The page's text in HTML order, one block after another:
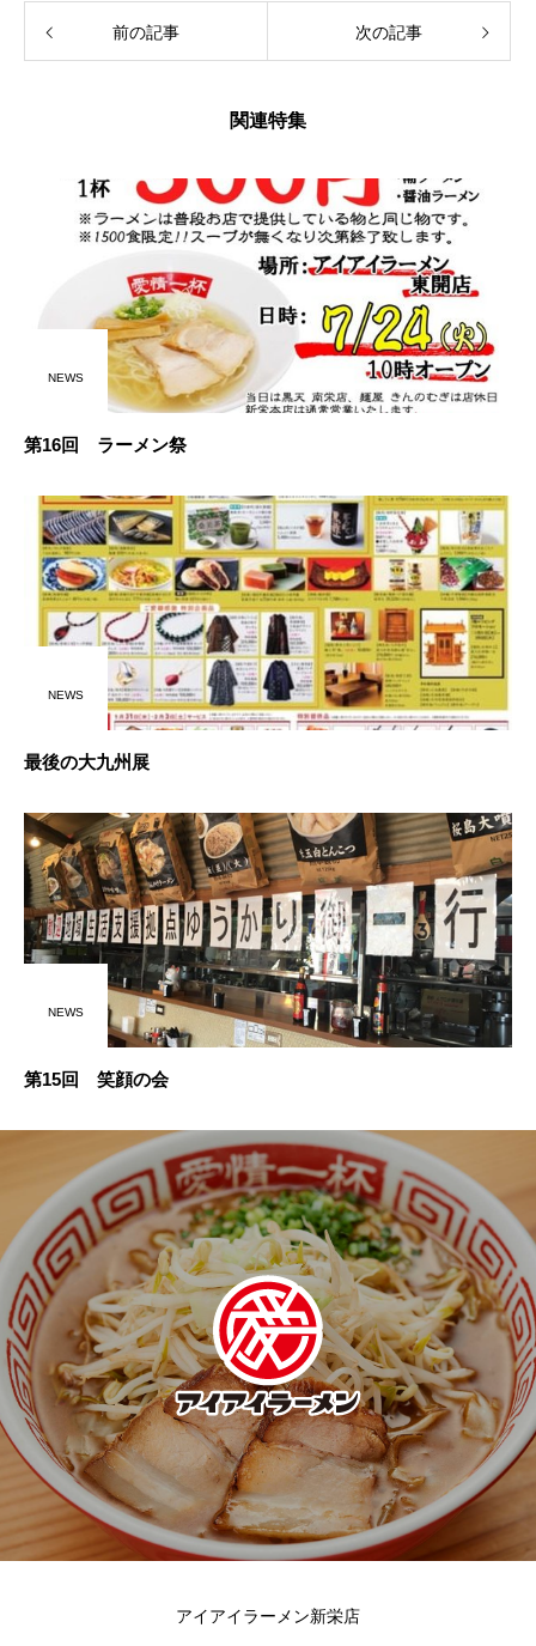
前の記事 次の記事
関連特集
NEWS
第16回 ラーメン祭
NEWS
最後の大九州展
NEWS
第15回 笑顔の会
アイアイラーメン新栄店